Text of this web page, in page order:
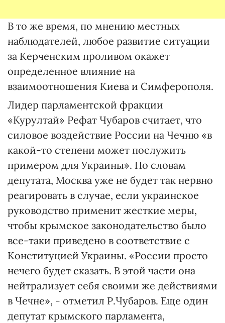
В то же время, по мнению местных
наблюдателей, любое развитие ситуации
за Керченским проливом окажет
определенное влияние на
взаимоотношения Киева и Симферополя.
Лидер парламентской фракции
«Курултай» Рефат Чубаров считает, что
силовое воздействие России на Чечню «в
какой-то степени может послужить
примером для Украины». По словам
депутата, Москва уже не будет так нервно
реагировать в случае, если украинское
руководство применит жесткие меры,
чтобы крымское законодательство было
все-таки приведено в соответствие с
Конституцией Украины. «России просто
нечего будет сказать. В этой части она
нейтрализует себя своими же действиями
в Чечне», - отметил Р.Чубаров. Еще один
депутат крымского парламента,